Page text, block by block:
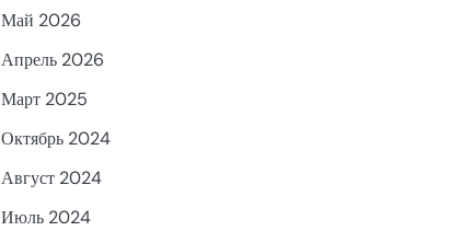
Май 2026
Апрель 2026
Март 2025
Октябрь 2024
Август 2024
Июль 2024